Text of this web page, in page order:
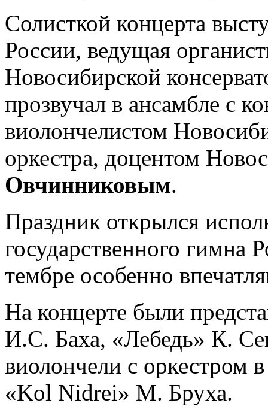
Солисткой концерта
России, ведущая
Новосибирской
прозвучал в ансамбле с
виолончелистом
оркестра, доцентом
Овчинниковым.
Праздник открылся
государственного гимна
тембре особенно
На концерте были
И.С. Баха, «Лебедь» К.
виолончели с оркестром
«Kol Nidrei» М. Бруха.